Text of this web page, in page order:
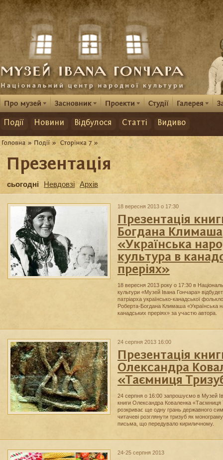
Події Новини Відбулося Статті Видиво
Презентація
сьогодні Невдовзі Архів
18 вересня 2013 о 17:30
Презентація
Богдана Климаша
«Українська
культура в
преріях»
18 вересня 2013 року о 17:30 в
культури «Музей Івана Гончара»
патріарха українсько-канадської
Роберта-Богдана Климаша «Українська
канадських преріях» за участю автора.
24 серпня 2013 16:00
Презентація
Олександра
«Таємниця
24 серпня о 16:00 запрошуємо в Музей
книги Олександра Коваленка «Таємниця
розкриває ще одну грань державного
читачеві розглянути тризуб як
письма, що передувало кириличному.
24-25 серпня 2013